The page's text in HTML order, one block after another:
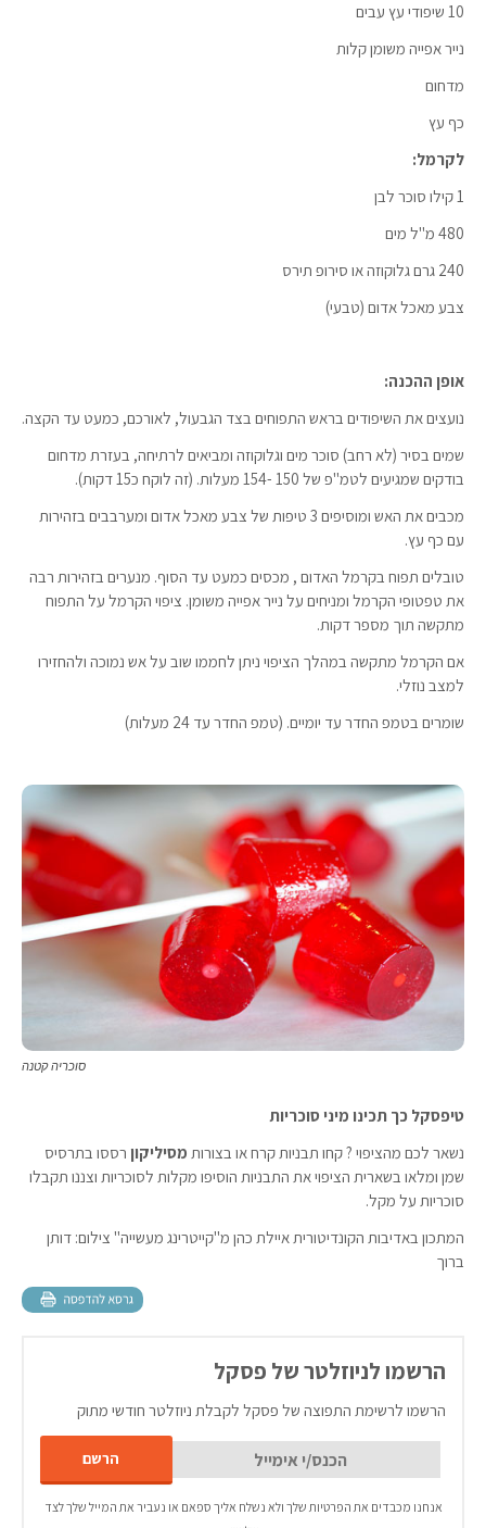
10 שיפודי עץ עבים
נייר אפייה משומן קלות
מדחום
כף עץ
לקרמל:
1 קילו סוכר לבן
480 מ"ל מים
240 גרם גלוקוזה או סירופ תירס
צבע מאכל אדום (טבעי)
אופן ההכנה:
נועצים את השיפודים בראש התפוחים בצד הגבעול, לאורכם, כמעט עד הקצה.
שמים בסיר (לא רחב) סוכר מים וגלוקוזה ומביאים לרתיחה, בעזרת מדחום
בודקים שמגיעים לטמ"פ של 150 -154 מעלות. (זה לוקח כ15 דקות).
מכבים את האש ומוסיפים 3 טיפות של צבע מאכל אדום ומערבבים בזהירות
עם כף עץ.
טובלים תפוח בקרמל האדום , מכסים כמעט עד הסוף. מנערים בזהירות רבה
את טפטופי הקרמל ומניחים על נייר אפייה משומן. ציפוי הקרמל על התפוח
מתקשה תוך מספר דקות.
אם הקרמל מתקשה במהלך הציפוי ניתן לחממו שוב על אש נמוכה ולהחזירו
למצב נוזלי.
שומרים בטמפ החדר עד יומיים. (טמפ החדר עד 24 מעלות)
סוכריה קטנה
טיפסקל כך תכינו מיני סוכריות
נשאר לכם מהציפוי ? קחו תבניות קרח או בצורות מסיליקון רססו בתרסיס
שמן ומלאו בשארית הציפוי את התבניות הוסיפו מקלות לסוכריות וצננו תקבלו
סוכריות על מקל.
המתכון באדיבות הקונדיטורית איילת כהן מ"קייטרינג מעשייה" צילום: דותן
ברוך
הרשמו לניוזלטר של פסקל
הרשמו לרשימת התפוצה של פסקל לקבלת ניוזלטר חודשי מתוק
אנחנו מכבדים את הפרטיות שלך ולא נשלח אליך ספאם או נעביר את המייל שלך לצד